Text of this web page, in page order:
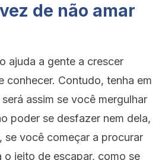
de não amar
ajuda a gente a crescer
conhecer. Contudo, tenha em
assim se você mergulhar
poder se desfazer nem dela,
se você começar a procurar
o jeito de escapar, como se